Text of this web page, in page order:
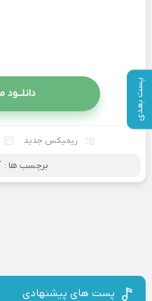
پست بعدی دانلــود
ریمیکس جدید
برچسب ها :
پست های پیشنهادی